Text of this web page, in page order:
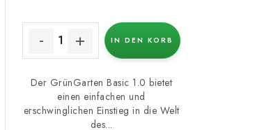
IN DEN KORB
Der GrünGarten Basic 1.0 bietet
einen einfachen und
erschwinglichen Einstieg in die Welt
des...